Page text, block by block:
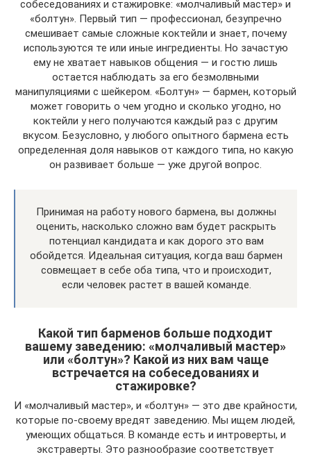
собеседованиях и стажировке: «молчаливый мастер» и
«болтун». Первый тип — профессионал, безупречно
смешивает самые сложные коктейли и знает, почему
используются те или иные ингредиенты. Но зачастую
ему не хватает навыков общения — и гостю лишь
остается наблюдать за его безмолвными
манипуляциями с шейкером. «Болтун» — бармен, который
может говорить о чем угодно и сколько угодно, но
коктейли у него получаются каждый раз с другим
вкусом. Безусловно, у любого опытного бармена есть
определенная доля навыков от каждого типа, но какую
он развивает больше — уже другой вопрос.
Принимая на работу нового бармена, вы должны
оценить, насколько сложно вам будет раскрыть
потенциал кандидата и как дорого это вам
обойдется. Идеальная ситуация, когда ваш бармен
совмещает в себе оба типа, что и происходит,
если человек растет в вашей команде.
Какой тип барменов больше подходит
вашему заведению: «молчаливый мастер»
или «болтун»? Какой из них вам чаще
встречается на собеседованиях и
стажировке?
И «молчаливый мастер», и «болтун» — это две крайности,
которые по-своему вредят заведению. Мы ищем людей,
умеющих общаться. В команде есть и интроверты, и
экстраверты. Это разнообразие соответствует